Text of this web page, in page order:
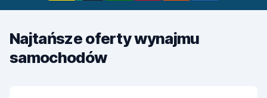
Najtańsze oferty wynajmu
samochodów